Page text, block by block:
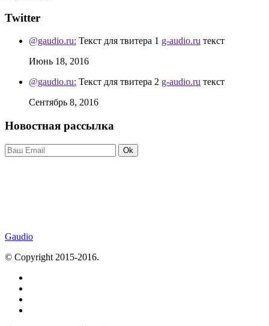
Twitter
@gaudio.ru: Текст для твитера 1 g-audio.ru текст
Июнь 18, 2016
@gaudio.ru: Текст для твитера 2 g-audio.ru текст
Сентябрь 8, 2016
Новостная рассылка
Ok
Gaudio
© Copyright 2015-2016.